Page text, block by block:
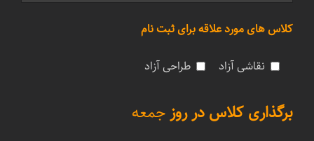
کلاس های مورد علاقه برای ثبت نام
نقاشی آزاد طراحی آزاد
برگذاری کلاس در روز جمعه